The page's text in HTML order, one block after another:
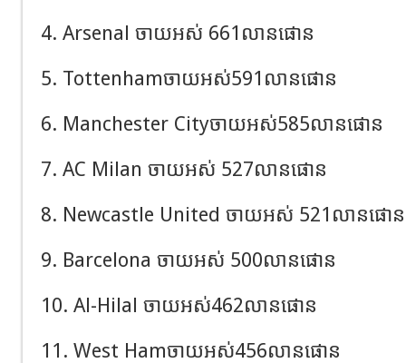
4. Arsenal ចាយអស់ 661លានផោន
5. Tottenhamចាយអស់591លានផោន
6. Manchester Cityចាយអស់585លានផោន
7. AC Milan ចាយអស់ 527លានផោន
8. Newcastle United ចាយអស់ 521លានផោន
9. Barcelona ចាយអស់ 500លានផោន
10. Al-Hilal ចាយអស់462លានផោន
11. West Hamចាយអស់456លានផោន